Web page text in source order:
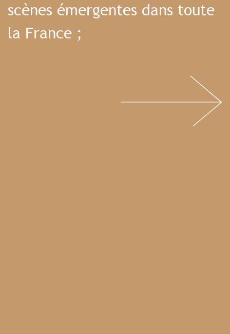
scènes émergentes dans toute
la France ;